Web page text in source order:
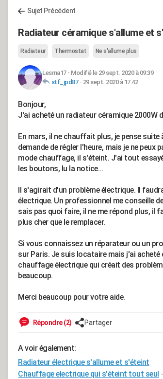
Sujet Précédent
Radiateur céramique s'allume et
Radiateur Thermostat Ne s'allume plus
Lesma17- Modifié le 29 sept. 2020 à 09:39
stf_jpd87- 29 sept. 2020 à 17:42
Bonjour,
J'ai acheté un radiateur céramique 2000W
En mars, il ne chauffait plus, je pense
demande de régler l'heure, mais je ne peux
mode chauffage, il s'éteint. J'ai tout
les boutons, lu la notice...
Il s'agirait d'un problème électrique. Il
électrique. Un professionnel me conseille
sais pas quoi faire, il ne me répond plus, il
plus cher que le remplacer.
Si vous connaissez un réparateur ou un
sur Paris. Je suis locataire mais j'ai
chauffage électrique qui créait des
beaucoup.
Merci beaucoup pour votre aide.
Répondre (2) Partager
A voir également:
Radiateur électrique s'allume et s'éteint
Chauffage electrique qui s'éteint tout seul